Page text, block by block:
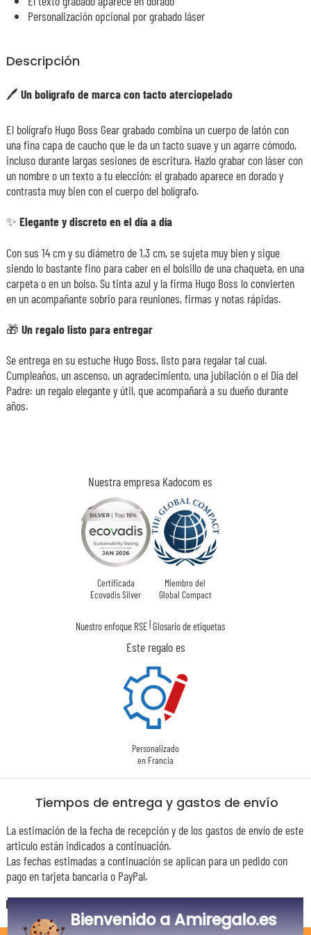
Personalización opcional por grabado láser
Nuestra empresa Kadocom es
Certificada
Ecovadis Silver
Miembro del
Global Compact
Nuestro enfoque RSE Glosario de etiquetas
Este regalo es
Personalizado
en Francia
Descripción
🖊️ Un bolígrafo de marca con tacto aterciopelado
El bolígrafo Hugo Boss Gear grabado combina un cuerpo de latón con
una fina capa de caucho que le da un tacto suave y un agarre cómodo,
incluso durante largas sesiones de escritura. Hazlo grabar con láser con
un nombre o un texto a tu elección: el grabado aparece en dorado y
contrasta muy bien con el cuerpo del bolígrafo.
✨ Elegante y discreto en el día a día
Con sus 14 cm y su diámetro de 1,3 cm, se sujeta muy bien y sigue
siendo lo bastante fino para caber en el bolsillo de una chaqueta, en una
carpeta o en un bolso. Su tinta azul y la firma Hugo Boss lo convierten
en un acompañante sobrio para reuniones, firmas y notas rápidas.
🎁 Un regalo listo para entregar
Se entrega en su estuche Hugo Boss, listo para regalar tal cual.
Cumpleaños, un ascenso, un agradecimiento, una jubilación o el Día del
Padre: un regalo elegante y útil, que acompañará a su dueño durante
años.
Tiempos de entrega y gastos de envío
La estimación de la fecha de recepción y de los gastos de envío de este
articulo están indicados a continuación.
Las fechas estimadas a continuación se aplican para un pedido con
pago en tarjeta bancaria o PayPal.
España
Bienvenido a Amiregalo.es